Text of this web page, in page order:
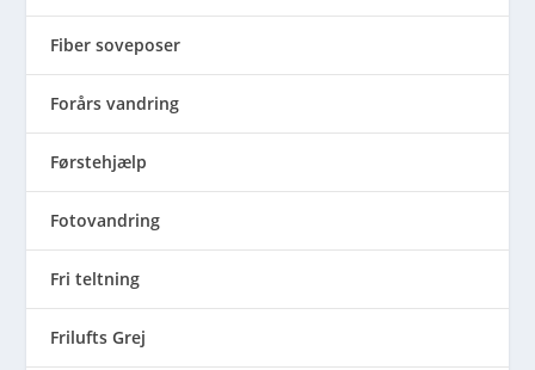
Fiber soveposer
Forårs vandring
Førstehjælp
Fotovandring
Fri teltning
Frilufts Grej